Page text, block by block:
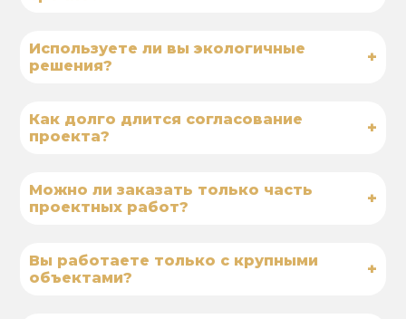
Используете ли вы экологичные
решения?
+
Как долго длится согласование
проекта?
+
Можно ли заказать только часть
проектных работ?
+
Вы работаете только с крупными
объектами?
+